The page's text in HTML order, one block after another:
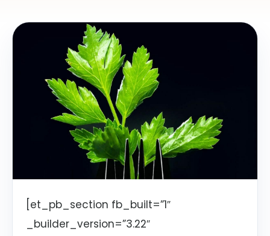
[et_pb_section fb_built=”1″
_builder_version=”3.22″